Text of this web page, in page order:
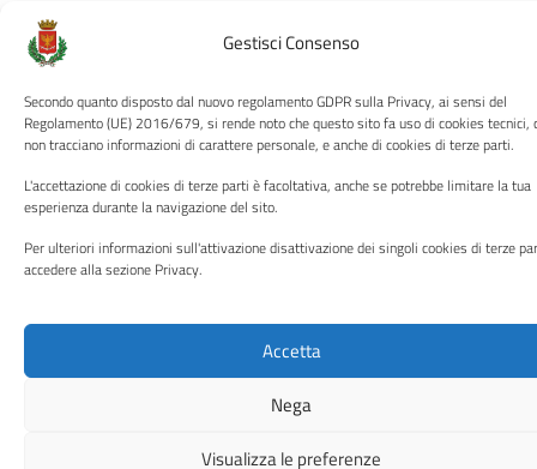
Gestisci Consenso
Secondo quanto disposto dal nuovo regolamento GDPR sulla Privacy, ai sensi del
Regolamento (UE) 2016/679, si rende noto che questo sito fa uso di cookies tecnici,
non tracciano informazioni di carattere personale, e anche di cookies di terze parti.
L'accettazione di cookies di terze parti è facoltativa, anche se potrebbe limitare la tua
esperienza durante la navigazione del sito.
Per ulteriori informazioni sull'attivazione disattivazione dei singoli cookies di terze
accedere alla sezione Privacy.
Accetta
Nega
Visualizza le preferenze